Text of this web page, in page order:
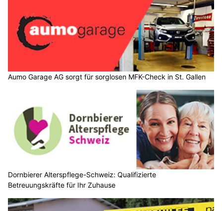
Aumo Garage AG sorgt für sorglosen MFK-Check in St. Gallen
Dornbierer Alterspflege-Schweiz: Qualifizierte
Betreuungskräfte für Ihr Zuhause